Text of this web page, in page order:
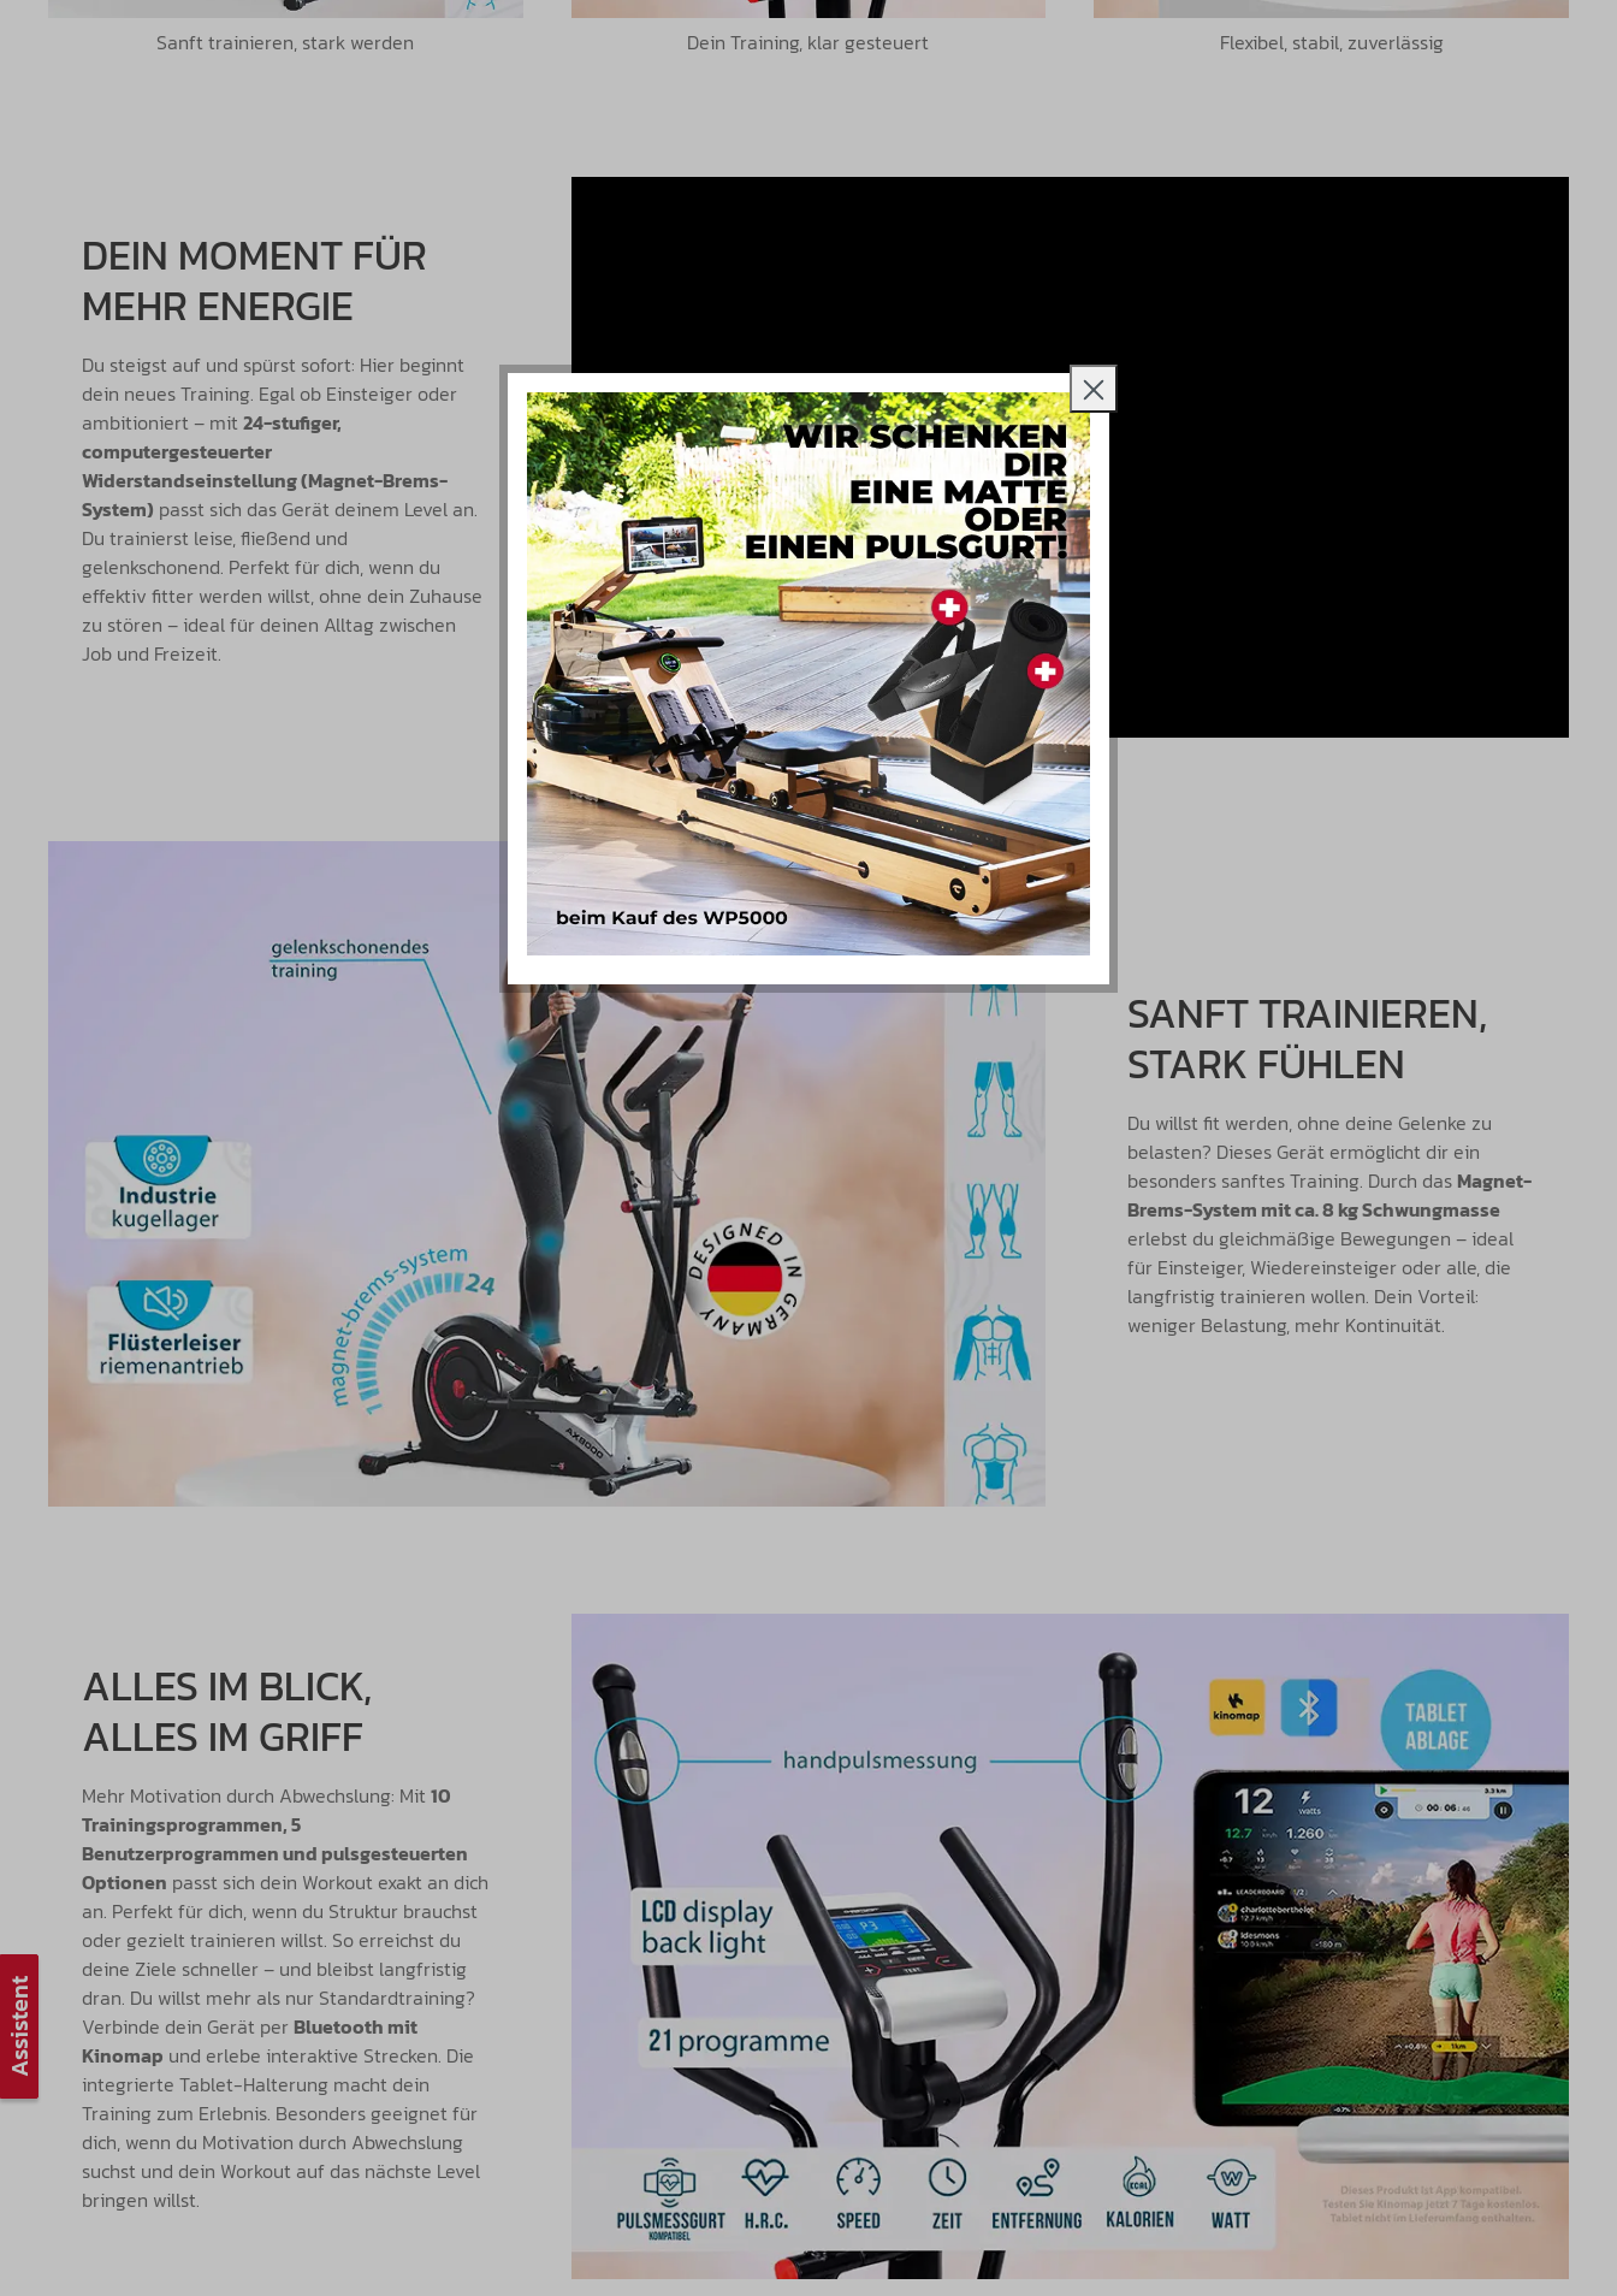
Sanft trainieren, stark werden Dein Training, klar gesteuert Flexibel, stabil, zuverlässig
DEIN MOMENT FÜR
MEHR ENERGIE
Du steigst auf und spürst sofort: Hier beginnt
dein neues Training. Egal ob Einsteiger oder
ambitioniert – mit 24-stufiger,
computergesteuerter
Widerstandseinstellung (Magnet-Brems-
System) passt sich das Gerät deinem Level an.
Du trainierst leise, fließend und
gelenkschonend. Perfekt für dich, wenn du
effektiv fitter werden willst, ohne dein Zuhause
zu stören – ideal für deinen Alltag zwischen
Job und Freizeit.
SANFT TRAINIEREN,
STARK FÜHLEN
Du willst fit werden, ohne deine Gelenke zu
belasten? Dieses Gerät ermöglicht dir ein
besonders sanftes Training. Durch das Magnet-
Brems-System mit ca. 8 kg Schwungmasse
erlebst du gleichmäßige Bewegungen – ideal
für Einsteiger, Wiedereinsteiger oder alle, die
langfristig trainieren wollen. Dein Vorteil:
weniger Belastung, mehr Kontinuität.
ALLES IM BLICK,
ALLES IM GRIFF
Mehr Motivation durch Abwechslung: Mit 10
Trainingsprogrammen, 5
Benutzerprogrammen und pulsgesteuerten
Optionen passt sich dein Workout exakt an dich
an. Perfekt für dich, wenn du Struktur brauchst
oder gezielt trainieren willst. So erreichst du
deine Ziele schneller – und bleibst langfristig
dran. Du willst mehr als nur Standardtraining?
Verbinde dein Gerät per Bluetooth mit
Kinomap und erlebe interaktive Strecken. Die
integrierte Tablet-Halterung macht dein
Training zum Erlebnis. Besonders geeignet für
dich, wenn du Motivation durch Abwechslung
suchst und dein Workout auf das nächste Level
bringen willst.
Assistent